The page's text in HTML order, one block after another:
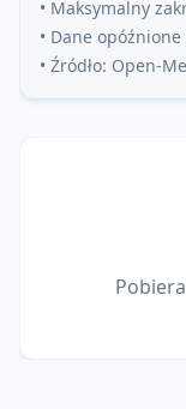
• Maksymalny
• Dane
• Źródło: Open-